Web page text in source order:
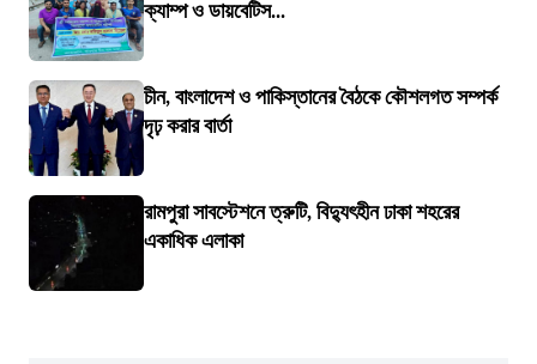
ক্যাম্প ও ডায়বেটিস...
চীন, বাংলাদেশ ও পাকিস্তানের বৈঠকে কৌশলগত সম্পর্ক
দৃঢ় করার বার্তা
রামপুরা সাবস্টেশনে ত্রুটি, বিদ্যুৎহীন ঢাকা শহরের
একাধিক এলাকা